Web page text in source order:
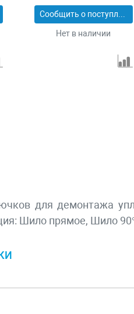
Сообщить о поступлении
Нет в наличии
для демонтажа
Шило прямое, Шило